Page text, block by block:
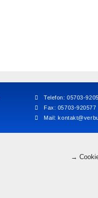
Telefon: 05703-
Fax: 05703-920577
Mail:
→